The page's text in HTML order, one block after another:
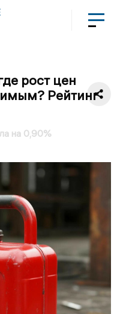
рост цен
Рейтинг
на 0,90%